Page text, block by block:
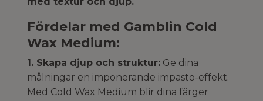
Fördelar med Gamblin Cold
Wax Medium:
1. Skapa djup och struktur: Ge dina
målningar en imponerande impasto-effekt.
Med Cold Wax Medium blir dina färger